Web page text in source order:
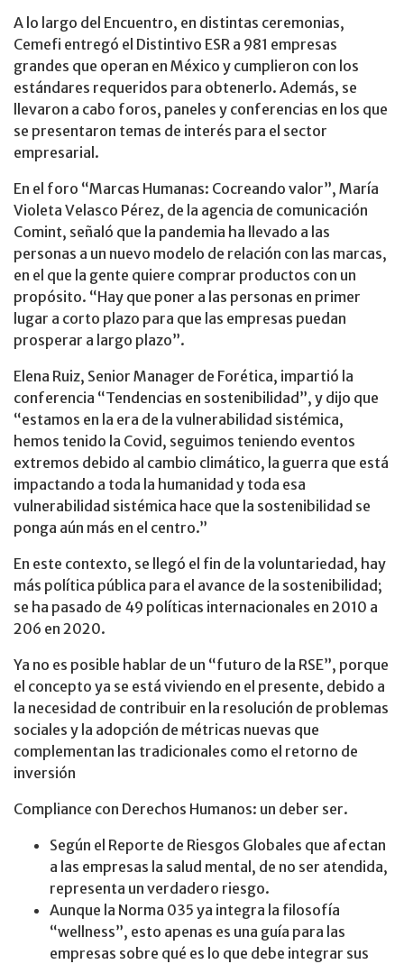
A lo largo del Encuentro, en distintas ceremonias,
Cemefi entregó el Distintivo ESR a 981 empresas
grandes que operan en México y cumplieron con los
estándares requeridos para obtenerlo. Además, se
llevaron a cabo foros, paneles y conferencias en los que
se presentaron temas de interés para el sector
empresarial.
En el foro “Marcas Humanas: Cocreando valor”, María
Violeta Velasco Pérez, de la agencia de comunicación
Comint, señaló que la pandemia ha llevado a las
personas a un nuevo modelo de relación con las marcas,
en el que la gente quiere comprar productos con un
propósito. “Hay que poner a las personas en primer
lugar a corto plazo para que las empresas puedan
prosperar a largo plazo”.
Elena Ruiz, Senior Manager de Forética, impartió la
conferencia “Tendencias en sostenibilidad”, y dijo que
“estamos en la era de la vulnerabilidad sistémica,
hemos tenido la Covid, seguimos teniendo eventos
extremos debido al cambio climático, la guerra que está
impactando a toda la humanidad y toda esa
vulnerabilidad sistémica hace que la sostenibilidad se
ponga aún más en el centro.”
En este contexto, se llegó el fin de la voluntariedad, hay
más política pública para el avance de la sostenibilidad;
se ha pasado de 49 políticas internacionales en 2010 a
206 en 2020.
Ya no es posible hablar de un “futuro de la RSE”, porque
el concepto ya se está viviendo en el presente, debido a
la necesidad de contribuir en la resolución de problemas
sociales y la adopción de métricas nuevas que
complementan las tradicionales como el retorno de
inversión
Compliance con Derechos Humanos: un deber ser.
Según el Reporte de Riesgos Globales que afectan
a las empresas la salud mental, de no ser atendida,
representa un verdadero riesgo.
Aunque la Norma 035 ya integra la filosofía
“wellness”, esto apenas es una guía para las
empresas sobre qué es lo que debe integrar sus